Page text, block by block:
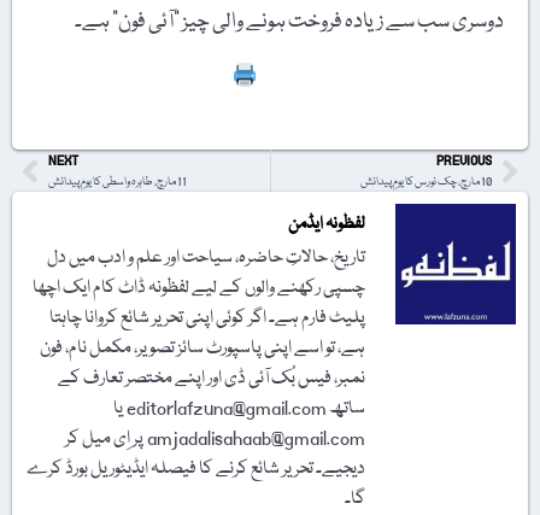
دوسری سب سے زیادہ فروخت ہونے والی چیز "آئی فون” ہے۔
PREVIOUS
10 مارچ، چک نورس کا یومِ پیدائش
NEXT
11 مارچ، طاہرہ واسطی کا یومِ پیدائش
لفظونہ ایڈمن
تاریخ، حالاتِ حاضرہ، سیاحت اور علم و ادب میں دل
چسپی رکھنے والوں کے لیے لفظونہ ڈاٹ کام ایک اچھا
پلیٹ فارم ہے۔ اگر کوئی اپنی تحریر شائع کروانا چاہتا
ہے، تو اسے اپنی پاسپورٹ سائز تصویر، مکمل نام، فون
نمبر، فیس بُک آئی ڈی اور اپنے مختصر تعارف کے
ساتھ editorlafzuna@gmail.com یا
amjadalisahaab@gmail.com پر اِی میل کر
دیجیے۔ تحریر شائع کرنے کا فیصلہ ایڈیٹوریل بورڈ کرے
گا۔